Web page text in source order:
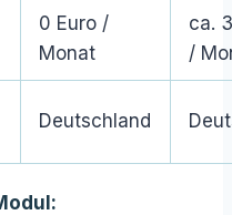
0 Euro /
Monat
ca.
/
Deutschland